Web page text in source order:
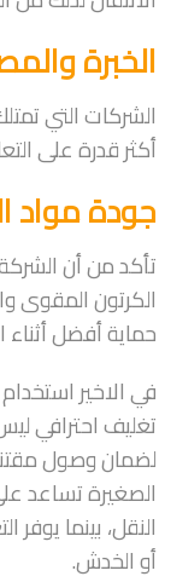
الخبرة
الشركات التي
أكثر قدرة على
جودة مواد
تأكد من أن
الكرتون المقوى
حماية أفضل أثناء
في الاخير
تغليف احترافي
لضمان وصول
الصغيرة تساعد
النقل، بينما
أو الخدش.